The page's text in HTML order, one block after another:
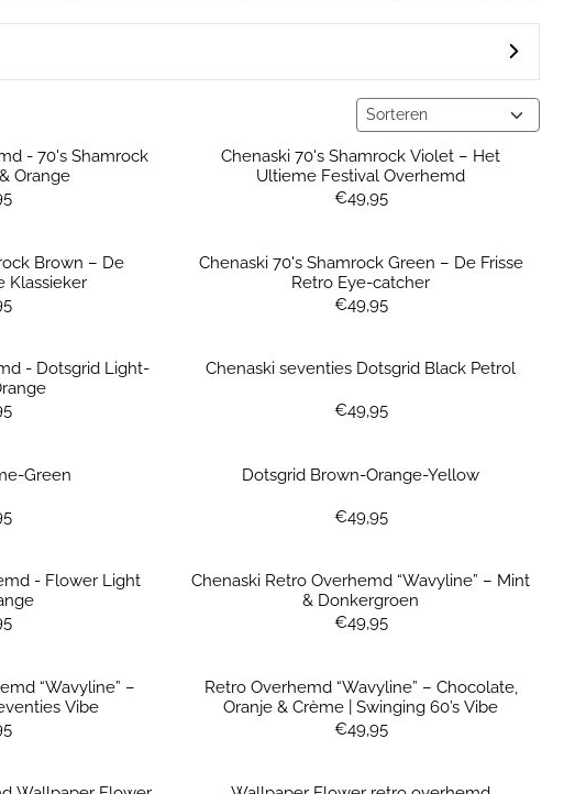
Sorteermethode
- 70's Shamrock
Orange
49,95
Chenaski 70's Shamrock Violet – Het
Ultieme Festival Overhemd
Prijs: 49,95
€49,95
Brown – De
Klassieker
49,95
Chenaski 70's Shamrock Green – De Frisse
Retro Eye-catcher
Prijs: 49,95
€49,95
- Dotsgrid Light-
49,95
Chenaski seventies Dotsgrid Black Petrol
Prijs: 49,95
€49,95
Creme-Green
49,95
Dotsgrid Brown-Orange-Yellow
Prijs: 49,95
€49,95
- Flower Light
49,95
Chenaski Retro Overhemd “Wavyline” – Mint
& Donkergroen
Prijs: 49,95
€49,95
“Wavyline” –
Vibe
49,95
Retro Overhemd “Wavyline” – Chocolate,
Oranje & Crème | Swinging 60’s Vibe
Prijs: 49,95
€49,95